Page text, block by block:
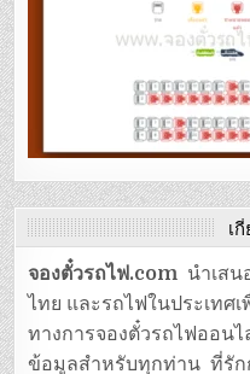
เ
จองตั๋วรถไฟ.com นำเสน
ไทย และรถไฟในประเทศ
ทางการจองตั๋วรถไฟออน
ข้อมูลสำหรับทุกท่าน ที่รัก